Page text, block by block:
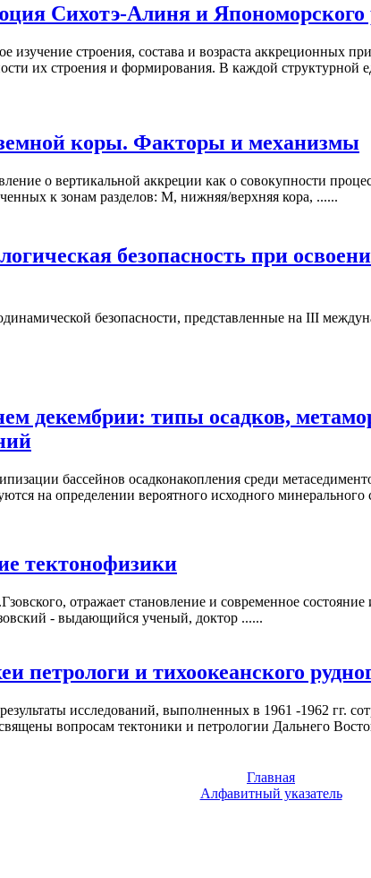
Сихотэ-Алиня и Япономорского
изучение строения, состава и возраста аккреционных
их строения и формирования. В каждой структурной
коры. Факторы и механизмы
о вертикальной аккреции как о совокупности
к зонам разделов: М, нижняя/верхняя кора, ......
безопасность при
безопасности, представленные на III
декембрии: типы осадков,
бассейнов осадконакопления среди
на определении вероятного исходного минерального
тектонофизики
отражает становление и современное
- выдающийся ученый, доктор ......
петрологи и тихоокеанского
исследований, выполненных в 1961 -1962 гг.
вопросам тектоники и петрологии Дальнего
Главная
Алфавитный указатель